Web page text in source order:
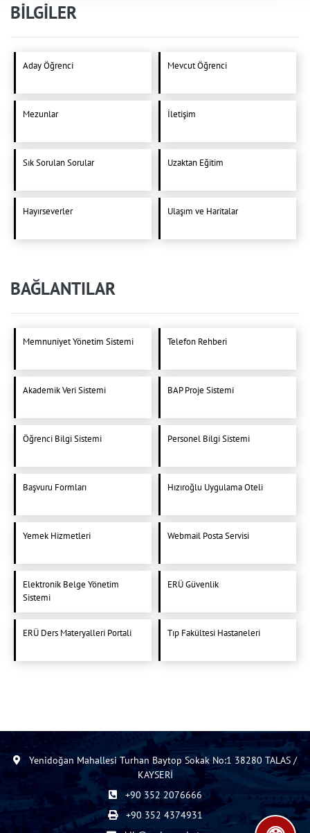
BİLGİLER
Aday Öğrenci Mevcut Öğrenci
Mezunlar İletişim
Sık Sorulan Sorular Uzaktan Eğitim
Hayırseverler Ulaşım ve Haritalar
BAĞLANTILAR
Memnuniyet Yönetim Sistemi Telefon Rehberi
Akademik Veri Sistemi BAP Proje Sistemi
Öğrenci Bilgi Sistemi Personel Bilgi Sistemi
Başvuru Formları Hızıroğlu Uygulama Oteli
Yemek Hizmetleri Webmail Posta Servisi
Elektronik Belge Yönetim
Sistemi
ERÜ Güvenlik
ERÜ Ders Materyalleri Portali Tıp Fakültesi Hastaneleri
Yenidoğan Mahallesi Turhan Baytop Sokak No:1 38280 TALAS /
KAYSERİ
+90 352 2076666
+90 352 4374931